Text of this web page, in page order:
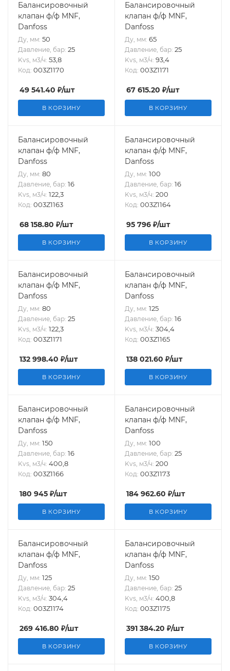
Балансировочный
клапан ф/ф MNF,
Danfoss
Ду, мм: 50
Давление, бар: 25
Kvs, м3/ч: 53,8
Код: 003Z1170
49 541.40 ₽/шт
В КОРЗИНУ
Балансировочный
клапан ф/ф MNF,
Danfoss
Ду, мм: 65
Давление, бар: 25
Kvs, м3/ч: 93,4
Код: 003Z1171
67 615.20 ₽/шт
В КОРЗИНУ
Балансировочный
клапан ф/ф MNF,
Danfoss
Ду, мм: 80
Давление, бар: 16
Kvs, м3/ч: 122,3
Код: 003Z1163
68 158.80 ₽/шт
В КОРЗИНУ
Балансировочный
клапан ф/ф MNF,
Danfoss
Ду, мм: 100
Давление, бар: 16
Kvs, м3/ч: 200
Код: 003Z1164
95 796 ₽/шт
В КОРЗИНУ
Балансировочный
клапан ф/ф MNF,
Danfoss
Ду, мм: 80
Давление, бар: 25
Kvs, м3/ч: 122,3
Код: 003Z1171
132 998.40 ₽/шт
В КОРЗИНУ
Балансировочный
клапан ф/ф MNF,
Danfoss
Ду, мм: 125
Давление, бар: 16
Kvs, м3/ч: 304,4
Код: 003Z1165
138 021.60 ₽/шт
В КОРЗИНУ
Балансировочный
клапан ф/ф MNF,
Danfoss
Ду, мм: 150
Давление, бар: 16
Kvs, м3/ч: 400,8
Код: 003Z1166
180 945 ₽/шт
В КОРЗИНУ
Балансировочный
клапан ф/ф MNF,
Danfoss
Ду, мм: 100
Давление, бар: 25
Kvs, м3/ч: 200
Код: 003Z1173
184 962.60 ₽/шт
В КОРЗИНУ
Балансировочный
клапан ф/ф MNF,
Danfoss
Ду, мм: 125
Давление, бар: 25
Kvs, м3/ч: 304,4
Код: 003Z1174
269 416.80 ₽/шт
В КОРЗИНУ
Балансировочный
клапан ф/ф MNF,
Danfoss
Ду, мм: 150
Давление, бар: 25
Kvs, м3/ч: 400,8
Код: 003Z1175
391 384.20 ₽/шт
В КОРЗИНУ